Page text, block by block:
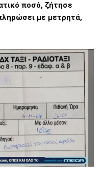
ποσό, ζήτησε
με μετρητά,